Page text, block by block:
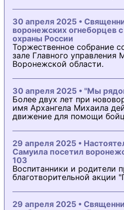
30 апреля 2025 •
воронежских огнеборцев
охраны России
Торжественное собрание
зале Главного
Воронежской области.
30 апреля 2025 • "Мы
Более двух лет при
имя Архангела Михаила
движение для помощи
29 апреля 2025 •
Самуила посетил
103
Воспитанники и родители
благотворительной акции
29 апреля 2025 •